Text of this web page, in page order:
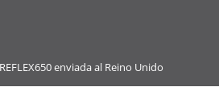
enviada al Reino Unido